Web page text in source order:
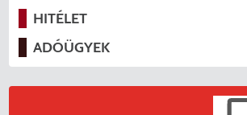
HITÉLET
ADÓÜGYEK